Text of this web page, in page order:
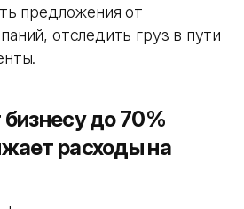
предложения от
отследить груз в пути
до 70%
расходы на